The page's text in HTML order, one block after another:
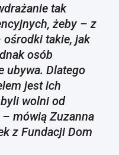
tak
żeby – z
takie, jak
osób
ubywa. Dlatego
jest ich
wolni od
mówią Zuzanna
z Fundacji Dom